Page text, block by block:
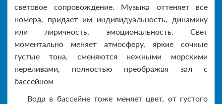
световое сопровождение. Музыка оттеняет все
номера, придает им индивидуальность, динамику
или лиричность, эмоциональность. Свет
моментально меняет атмосферу, яркие сочные
густые тона, сменяются нежными морскими
переливами, полностью преображая зал с
бассейном
Вода в бассейне тоже меняет цвет, от густого